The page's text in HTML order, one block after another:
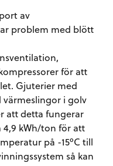
av
problem med blött
för att
Gjuterier med
i golv
att detta fungerar
4,9 kWh/ton för att
på -15ºC till
så kan